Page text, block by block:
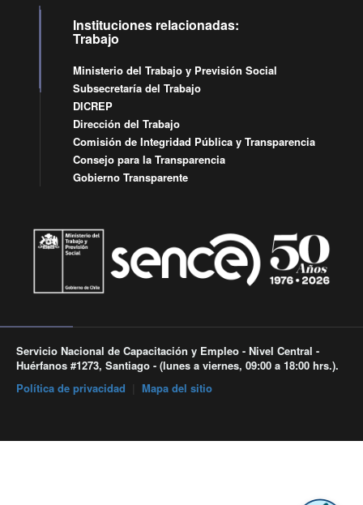
Instituciones relacionadas:
Trabajo
Ministerio del Trabajo y Previsión Social
Subsecretaría del Trabajo
DICREP
Dirección del Trabajo
Comisión de Integridad Pública y Transparencia
Consejo para la Transparencia
Gobierno Transparente
Servicio Nacional de Capacitación y Empleo - Nivel Central -
Huérfanos #1273, Santiago - (lunes a viernes, 09:00 a 18:00 hrs.).
Política de privacidad
Mapa del sitio